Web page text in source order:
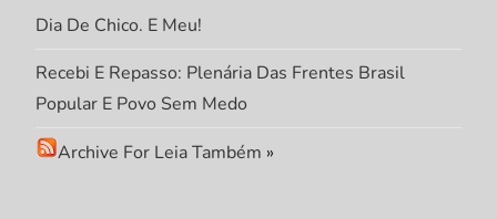
Dia De Chico. E Meu!
Recebi E Repasso: Plenária Das Frentes Brasil
Popular E Povo Sem Medo
Archive For Leia Também »